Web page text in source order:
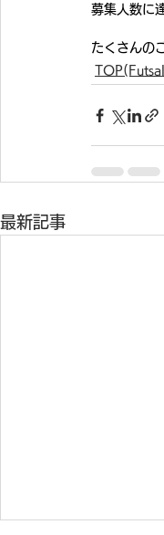
募集人数に
たくさんの
最新記事